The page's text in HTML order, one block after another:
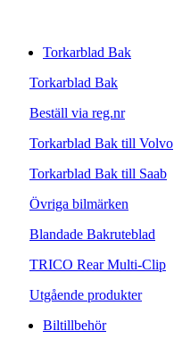
Torkarblad Bak
Torkarblad Bak
Beställ via reg.nr
Torkarblad Bak till Volvo
Torkarblad Bak till Saab
Övriga bilmärken
Blandade Bakruteblad
TRICO Rear Multi-Clip
Utgående produkter
Biltillbehör